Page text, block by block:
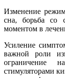
Изменение
сна, борьба со
моментом в
Усиление
важной роли
ограничение
стимуляторами